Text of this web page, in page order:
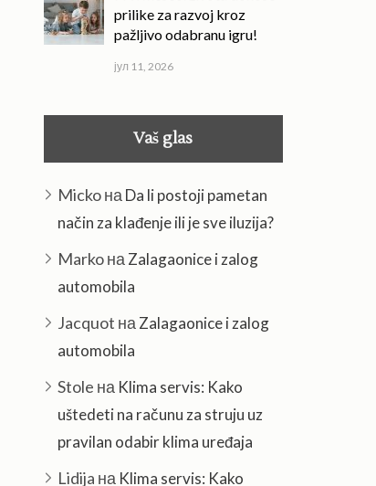
prilike za razvoj kroz
pažljivo odabranu igru!
јул 11, 2026
Vaš glas
Mickoна Da li postoji pametan
način za klađenje ili je sve iluzija?
Markoна Zalagaonice i zalog
automobila
Jacquot на Zalagaonice i zalog
automobila
Stole на Klima servis: Kako
uštedeti na računu za struju uz
pravilan odabir klima uređaja
Lidija на Klima servis: Kako